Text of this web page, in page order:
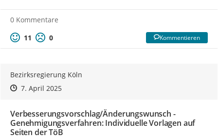
0 Kommentare
11
0 Kommentieren
Bezirksregierung Köln
Zeitpunkt des Erstellens
Zeitpunkt des Erstellens
7. April 2025Zur Äußerung
Verbesserungsvorschlag/Änderungswunsch -
Genehmigungsverfahren: Individuelle Vorlagen auf
Seiten der TöB